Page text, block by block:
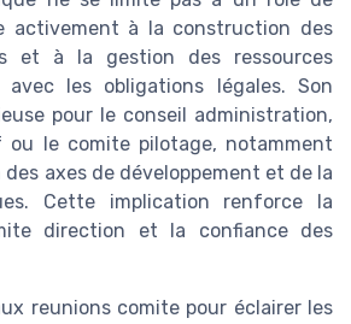
activement à la construction des
et à la gestion des ressources
les obligations légales. Son
pour le conseil administration,
ou le comite pilotage, notamment
des axes de développement et de la
Cette implication renforce la
direction et la confiance des
reunions comite pour éclairer les